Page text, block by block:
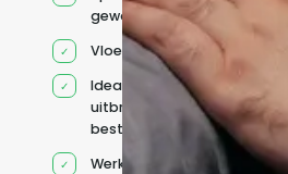
geworven profiel
Vloeiend Engels
Ideaal voor het
uitbreiden van
bestaande capaciteit
Werkt onder jouw